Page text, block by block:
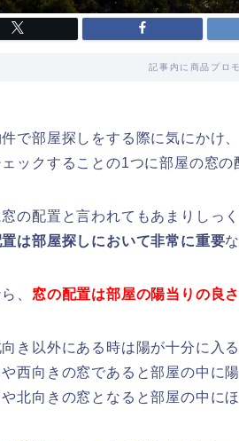
記事内に商品プロ
で部屋探しをする際に気にかけ、
ックすることの1つに部屋の窓の
の配置と言われてもあまりしっ
は部屋探しにおいて非常に重要
、 窓の配置は部屋の陽当りの良
き以外にある時は陽が十分に入
西向きの窓であると部屋の中に
や北向きの窓となると部屋の中に